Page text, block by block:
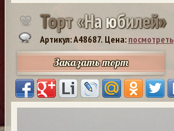
Торт«Наюбилей»
Артикул: A48687. Цена: посмотреть
Заказать торт